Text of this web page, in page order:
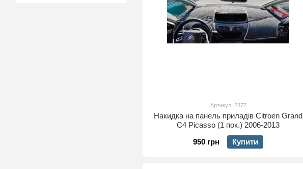
Артикул: 2377
Накидка на панель приладів Citroen Grand
C4 Picasso (1 пок.) 2006-2013
950 грн
Купити